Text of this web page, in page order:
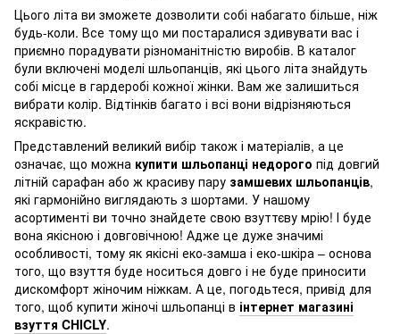
Цього літа ви зможете дозволити собі набагато більше, ніж
будь-коли. Все тому що ми постаралися здивувати вас і
приємно порадувати різноманітністю виробів. В каталог
були включені моделі шльопанців, які цього літа знайдуть
собі місце в гардеробі кожної жінки. Вам же залишиться
вибрати колір. Відтінків багато і всі вони відрізняються
яскравістю.
Представлений великий вибір також і матеріалів, а це
означає, що можна купити шльопанці недорого під довгий
літній сарафан або ж красиву пару замшевих шльопанців,
які гармонійно виглядають з шортами. У нашому
асортименті ви точно знайдете свою взуттєву мрію! І буде
вона якісною і довговічною! Адже це дуже значимі
особливості, тому як якісні еко-замша і еко-шкіра – основа
того, що взуття буде носиться довго і не буде приносити
дискомфорт жіночим ніжкам. А це, погодьтеся, привід для
того, щоб купити жіночі шльопанці в інтернет магазині
взуття CHICLY.